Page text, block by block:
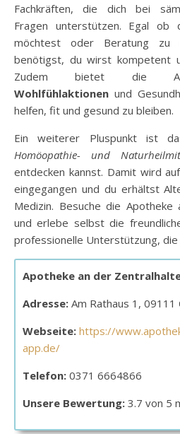
Fachkräften, die dich bei
Fragen unterstützen. Egal ob
möchtest oder Beratung zu
benötigst, du wirst kompetent
Zudem bietet die
Wohlfühlaktionen und
helfen, fit und gesund zu bleiben.
Ein weiterer Pluspunkt ist
Homöopathie- und
entdecken kannst. Damit wird
eingegangen und du erhältst
Medizin. Besuche die
und erlebe selbst die
professionelle Unterstützung,
Apotheke an der
Adresse: Am Rathaus 1, 09111
Webseite: https://
app.de/
Telefon: 0371 6664866
Unsere Bewertung: 3.7 von 5